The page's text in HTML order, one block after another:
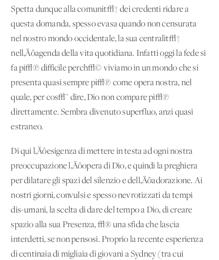
Spetta dunque alla comunit√† dei credenti ridare a
questa domanda, spesso evasa quando non censurata
nel nostro mondo occidentale, la sua centralit√†
nell‚Äôagenda della vita quotidiana. Infatti oggi la fede si
fa pi√π difficile perch√© viviamo in un mondo che si
presenta quasi sempre pi√π come opera nostra, nel
quale, per cos√¨ dire, Dio non compare pi√π
direttamente. Sembra divenuto superfluo, anzi quasi
estraneo.
Di qui l‚Äôesigenza di mettere in testa ad ogni nostra
preoccupazione l‚Äôopera di Dio, e quindi la preghiera
per dilatare gli spazi del silenzio e dell‚Äôadorazione. Ai
nostri giorni, convulsi e spesso nevrotizzati da tempi
dis-umani, la scelta di dare del tempo a Dio, di creare
spazio alla sua Presenza, √® una sfida che lascia
interdetti, se non pensosi. Proprio la recente esperienza
di centinaia di migliaia di giovani a Sydney (tra cui